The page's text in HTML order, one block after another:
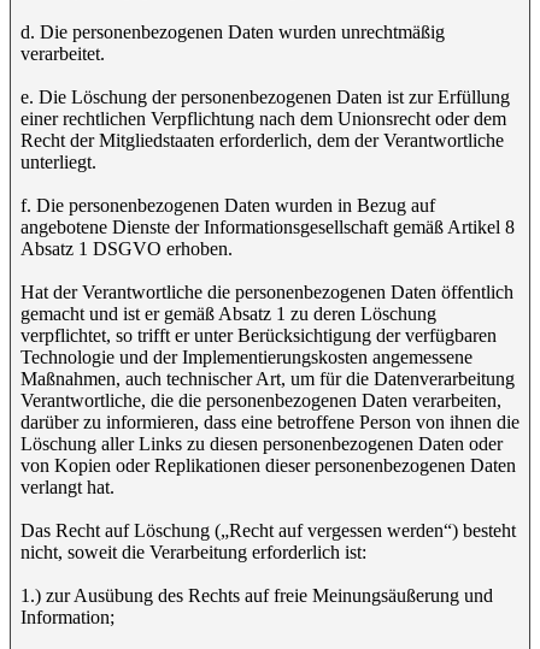
d. Die personenbezogenen Daten wurden unrechtmäßig
verarbeitet.
e. Die Löschung der personenbezogenen Daten ist zur Erfüllung
einer rechtlichen Verpflichtung nach dem Unionsrecht oder dem
Recht der Mitgliedstaaten erforderlich, dem der Verantwortliche
unterliegt.
f. Die personenbezogenen Daten wurden in Bezug auf
angebotene Dienste der Informationsgesellschaft gemäß Artikel 8
Absatz 1 DSGVO erhoben.
Hat der Verantwortliche die personenbezogenen Daten öffentlich
gemacht und ist er gemäß Absatz 1 zu deren Löschung
verpflichtet, so trifft er unter Berücksichtigung der verfügbaren
Technologie und der Implementierungskosten angemessene
Maßnahmen, auch technischer Art, um für die Datenverarbeitung
Verantwortliche, die die personenbezogenen Daten verarbeiten,
darüber zu informieren, dass eine betroffene Person von ihnen die
Löschung aller Links zu diesen personenbezogenen Daten oder
von Kopien oder Replikationen dieser personenbezogenen Daten
verlangt hat.
Das Recht auf Löschung („Recht auf vergessen werden“) besteht
nicht, soweit die Verarbeitung erforderlich ist:
1.) zur Ausübung des Rechts auf freie Meinungsäußerung und
Information;